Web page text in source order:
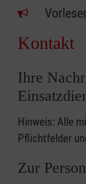
Kontakt
Ihre
Hinweis: Alle
Pflichtfelder
Zur Person